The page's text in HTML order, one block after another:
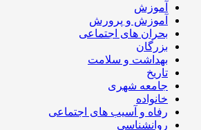
آموزش
آموزش و پرورش
بحران های اجتماعی
بزرگان
بهداشت و سلامت
تاریخ
جامعه شهری
خانواده
رفاه و آسیب های اجتماعی
روانشناسی